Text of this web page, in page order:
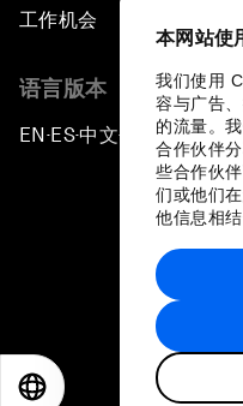
本网站使
我们使用
容与广告
的流量。
合作伙伴
些合作伙
们或他们
他信息相结
工作机会
语言版本
EN ▪ES▪中文▪ 日本語